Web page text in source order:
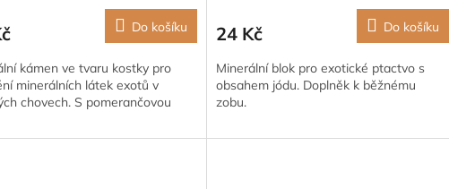
Do košíku
kámen ve tvaru kostky pro
minerálních látek exotů v
chovech. S pomerančovou
24 Kč Do košíku
Minerální blok pro exotické ptactvo s
obsahem jódu. Doplněk k běžnému
zobu.